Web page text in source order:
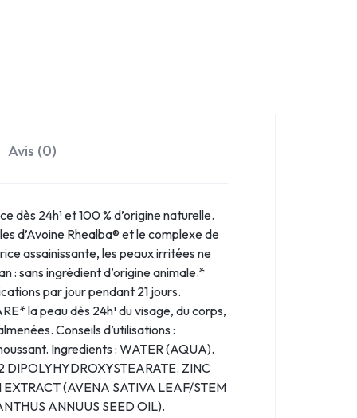
Avis (0)
dès 24h¹ et 100 % d’origine naturelle.
d’Avoine Rhealba® et le complexe de
assainissante, les peaux irritées ne
: sans ingrédient d’origine animale.*
par jour pendant 21 jours.
la peau dès 24h¹ du visage, du corps,
Conseils d’utilisations :
Ingredients : WATER (AQUA).
DIPOLYHYDROXYSTEARATE. ZINC
(AVENA SATIVA LEAF/STEM
ANNUUS SEED OIL).